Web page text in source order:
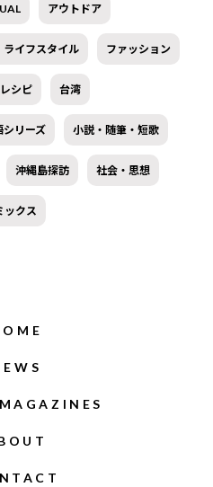
アウトドア
ライフスタイル ファッション
レシピ 台湾
シリーズ 小説・随筆・短歌
沖縄島探訪 社会・思想
ックス